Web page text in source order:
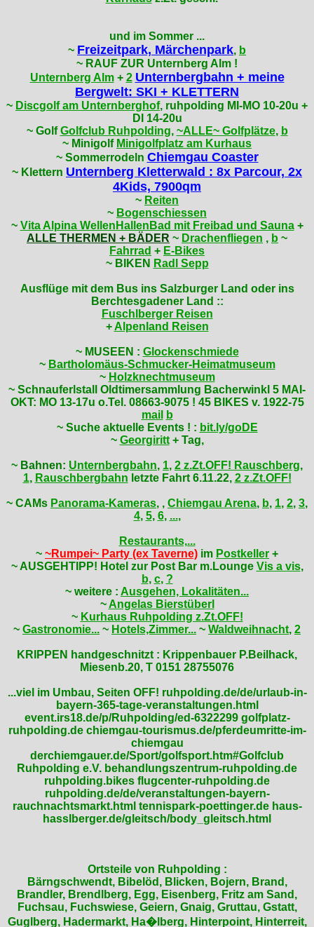
und im Sommer ...
~ Freizeitpark, Märchenpark, b
~ RAUF ZUR Unternberg Alm !
Unternberg Alm+ 2 Unternbergbahn + meine
Bergwelt: SKI + KLETTERN
~ Discgolf am Unternberghof, ruhpolding MI-MO 10-20u +
DI 14-20u
~ GolfGolfclub Ruhpolding, ~ALLE~ Golfplätze, b
~ Minigolf Minigolfplatz am Kurhaus
~ Sommerrodeln Chiemgau Coaster
~ Klettern Unternberg Kletterwald : 8x Parcour, 2x
4Kids, 7900qm
~ Reiten
~ Bogenschiessen
~ Vita Alpina WellenHallenBad mit Freibad und Sauna+
ALLE THERMEN + BÄDER ~ Drachenfliegen , b ~
Fahrrad + E-Bikes
~ BIKEN Radl Sepp
Ausflüge mit dem Bus ins Salzburger Land oder ins
Berchtesgadener Land ::
Fuschlberger Reisen
+ Alpenland Reisen
~ MUSEEN : Glockenschmiede
~ Bartholomäus-Schmucker-Heimatmuseum
~ Holzknechtmuseum
~ Schnauferlstall Oldtimersammlung Bacherwinkl 5 MAI-
OKT: MO 13-17u o.Tel. 08663-9075 ! 45 BIKES v. 1922-75
mail
b
~ Suche aktuelle Events ! : bit.ly/goDE
~ Georgiritt+ Tag,
~ Bahnen: Unternbergbahn, 1, 2 z.Zt.OFF! Rauschberg,
1, Rauschbergbahn letzte Fahrt 6.11.22, 2 z.Zt.OFF!
~ CAMs Panorama-Kameras, , Chiemgau Arena, b, 1, 2, 3,
4, 5, 6, ...,
Restaurants,...
~ ~Rumpei~ Party (ex Taverne) im Postkeller +
~ AUSGEHTIPP! Hotel zur Post Bar m.Lounge Vis a vis,
b, c, ?
~ weitere : Ausgehen, Lokalitäten...
~ Angelas Bierstüberl
~ Kurhaus Ruhpolding z.Zt.OFF!
~ Gastronomie... ~ Hotels,Zimmer... ~ Waldweihnacht, 2
KRIPPEN handgeschnitzt : Krippenbauer P.Beilhack,
Miesenb.20, T 0151 28755076
...viel im Umbau, Seiten OFF! ruhpolding.de/de/urlaub-in-
bayern-365-tage-veranstaltungen.html
event.irs18.de/p/Ruhpolding/ed-6322299 golfplatz-
ruhpolding.de chiemgau-tourismus.de/pferdeumritte-im-
chiemgau
derchiemgauer.de/Sport/golfsport.htm#Golfclub
Ruhpolding e.V. behandlungszentrum-ruhpolding.de
ruhpolding.bikes flugcenter-ruhpolding.de
ruhpolding.de/de/veranstaltungen-bayern-
rauchnachtsmarkt.html tennispark-poettinger.de haus-
hasslberger.de/gleitsch/body_gleitsch.html
Ortsteile von Ruhpolding :
Bärngschwendt, Bibelöd, Blicken, Bojern, Brand,
Brandler, Brendlberg, Egg, Eisenberg, Fritz am Sand,
Fuchsau, Fuchswiese, Geiern, Gnaig, Gruttau, Gstatt,
Guglberg, Hadermarkt, Ha�lberg, Hinterpoint, Hinterreit,